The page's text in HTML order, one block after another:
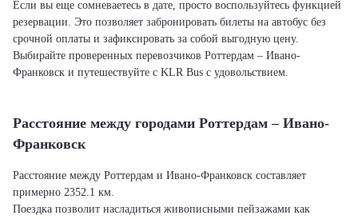
Если вы еще сомневаетесь в дате, просто воспользуйтесь функцией
резервации. Это позволяет забронировать билеты на автобус без
срочной оплаты и зафиксировать за собой выгодную цену.
Выбирайте проверенных перевозчиков Роттердам – Ивано-
Франковск и путешествуйте с KLR Bus с удовольствием.
Расстояние между городами Роттердам – Ивано-
Франковск
Расстояние между Роттердам и Ивано-Франковск составляет
примерно 2352.1 км.
Поездка позволит насладиться живописными пейзажами как